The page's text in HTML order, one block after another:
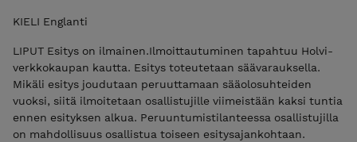
KIELI Englanti
LIPUT Esitys on ilmainen.Ilmoittautuminen tapahtuu Holvi-
verkkokaupan kautta. Esitys toteutetaan säävarauksella.
Mikäli esitys joudutaan peruuttamaan sääolosuhteiden
vuoksi, siitä ilmoitetaan osallistujille viimeistään kaksi tuntia
ennen esityksen alkua. Peruuntumistilanteessa osallistujilla
on mahdollisuus osallistua toiseen esitysajankohtaan.